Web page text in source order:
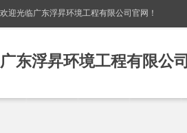
欢迎光临广东浮昇环境工程有限公司 官网！
广东浮昇环境工程有限公司